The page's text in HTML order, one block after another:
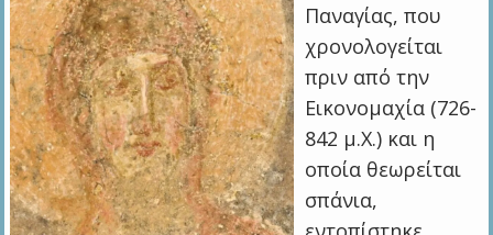
Παναγίας, που
χρονολογείται
πριν από την
Εικονομαχία (726-
842 μ.Χ.) και η
οποία θεωρείται
σπάνια,